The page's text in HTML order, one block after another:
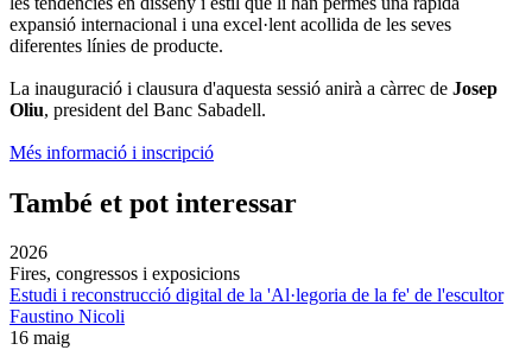
expansió internacional i una excel·lent acollida de les seves
diferentes línies de producte.
La inauguració i clausura d'aquesta sessió anirà a càrrec de Josep
Oliu, president del Banc Sabadell.
Més informació i inscripció
També et pot interessar
2026
Fires, congressos i exposicions
Estudi i reconstrucció digital de la 'Al·legoria de la fe' de l'escultor
Faustino Nicoli
16 maig